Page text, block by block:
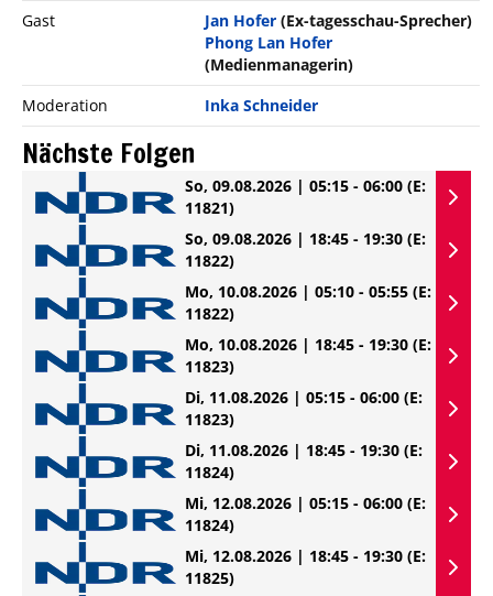
Gast
Jan Hofer (Ex-tagesschau-Sprecher)
Phong Lan Hofer
(Medienmanagerin)
Moderation
Inka Schneider
Nächste Folgen
So, 09.08.2026 | 05:15 - 06:00 (E:
11821)
So, 09.08.2026 | 18:45 - 19:30 (E:
11822)
Mo, 10.08.2026 | 05:10 - 05:55 (E:
11822)
Mo, 10.08.2026 | 18:45 - 19:30 (E:
11823)
Di, 11.08.2026 | 05:15 - 06:00 (E:
11823)
Di, 11.08.2026 | 18:45 - 19:30 (E:
11824)
Mi, 12.08.2026 | 05:15 - 06:00 (E:
11824)
Mi, 12.08.2026 | 18:45 - 19:30 (E:
11825)